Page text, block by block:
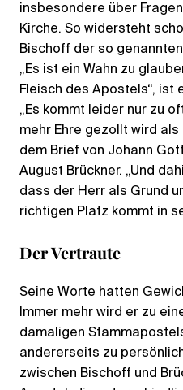
insbesondere über
Kirche. So widersteht
Bischoff der so
„Es ist ein Wahn zu
Fleisch des Apostels“, ist
„Es kommt leider nur zu
mehr Ehre gezollt wird als
dem Brief von Johann
August Brückner. „Und
dass der Herr als Grund
richtigen Platz kommt in
Der Vertraute
Seine Worte hatten
Immer mehr wird er zu
damaligen
andererseits zu
zwischen Bischoff und